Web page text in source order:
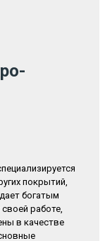
покрытий,
богатым
работе,
в качестве